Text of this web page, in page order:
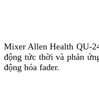
Mixer Allen Health QU-
động tức thời và phản
động hóa fader.